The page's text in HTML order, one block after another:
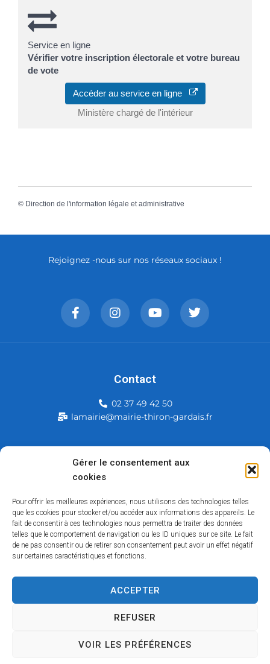
Gérer le consentement aux
cookies
Pour offrir les meilleures expériences, nous utilisons des technologies telles
que les cookies pour stocker et/ou accéder aux informations des appareils. Le
fait de consentir à ces technologies nous permettra de traiter des données
telles que le comportement de navigation ou les ID uniques sur ce site. Le fait
de ne pas consentir ou de retirer son consentement peut avoir un effet négatif
sur certaines caractéristiques et fonctions.
ACCEPTER
REFUSER
VOIR LES PRÉFÉRENCES
Service en ligne
Vérifier votre inscription électorale et votre bureau
de vote
Accéder au service en ligne
Ministère chargé de l'intérieur
© Direction de l'information légale et administrative
Mairie de Thiron-Gardais
28480 Thiron-Gardais
Rejoignez -nous sur nos réseaux sociaux !
Contact
02 37 49 42 50
lamairie@mairie-thiron-gardais.fr
Traitement de données personnelles
Copyright © 2026 – Tous droits réservés